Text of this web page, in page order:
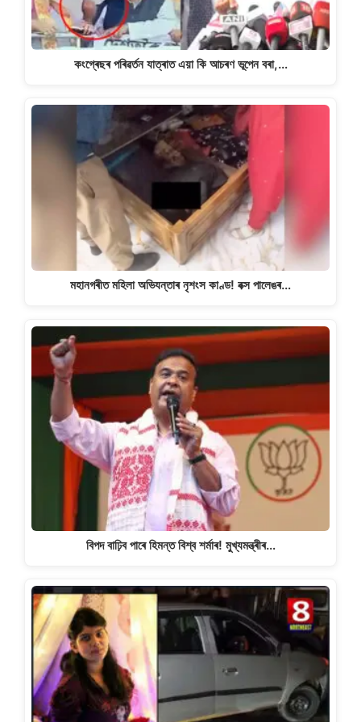
কংগ্ৰেছৰ পৰিৱৰ্তন যাত্ৰাত এয়া কি আচৰণ ভূপেন বৰা,…
মহানগৰীত মহিলা অভিযন্তাৰ নৃশংস কাণ্ড! বক্স পালেঙৰ…
বিপদ বাঢ়িব পাৰে হিমন্ত বিশ্ব শৰ্মাৰ! মুখ্যমন্ত্ৰীৰ…